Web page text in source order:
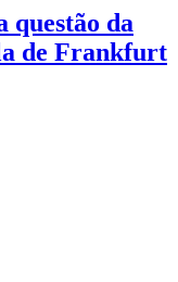
questão da
de Frankfurt